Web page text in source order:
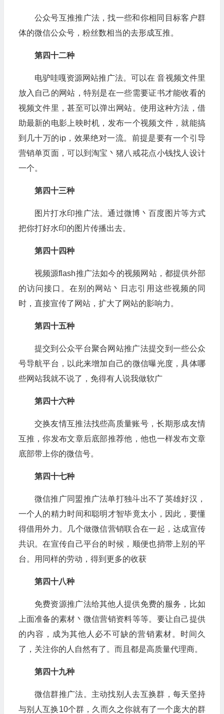
公众号互推推广法，找一些和你相同目标客户群
体的微信公众号，粉丝数相当的去形成互推。
第四十二种
电驴哇嘎资源网站推广法。可以在 音视频文件里
放入自己的网站，特别是在一些需要证书才能收看的
视频文件里，甚至可以弹出网站。使用这种方法，借
助最新的电影上映时机，发布一个视频文件，就能搞
到几十万的ip，效果绝对一流。前提是要有一个引导
营销单页面，可以到淘宝丶猪八戒花点小钱找人设计
一个。
第四十三种
图片打水印推广法。通过微博丶百度图片等方式
把你打好水印的图片传播出去。
第四十四种
视频源flash推广法如今的视频网站，都提供外部
的访问接口。在别的网站丶日志引用这些视频的同
时，直接宣传了网站，扩大了网站的影响力。
第四十五种
提交到公众平台聚合网站推广法提交到一些公众
号导航平台，以此来增加自己的微信曝光度，具体哪
些网站我就不说了，免得有人说我做软广
第四十六种
交换友情互推法找些高质量账号，长期形成友情
互推，你发布文章后底部推荐他，他也一样发布文章
底部带上你的微信号。
第四十七种
微信推广同盟推广法单打独斗出不了英雄好汉，
一个人的精力时间和聪明才智毕竟太小，因此，要懂
得借用外力。几个做微信营销联合在一起，达成宣传
共识。在宣传自己平台的时候，顺便也捎带上别的平
台。用同样的劳动，得到更多的收获
第四十八种
免费资源推广法给其他人提供免费的服务，比如
上面准备的素材丶微信营销资料等等。要让自己提供
的内容，成为其他人必不可缺的营销素材。时间久
了，关注你的人自然有了。而且都是高质量代理商。
第四十九种
微信群推广法。主动找别人去互换群，每天坚持
与别人互换10个群，久而久之你就有了一个庞大的群